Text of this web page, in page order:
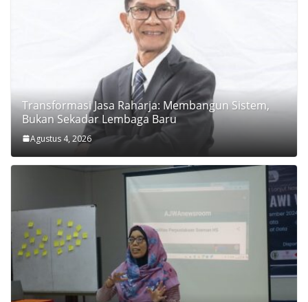
Transformasi Jasa Raharja: Membangun Sistem,
Bukan Sekadar Lembaga Baru
Agustus 4, 2026